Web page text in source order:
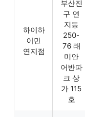
하이하
이민
연지점
부산진
구 연
지동
250-
76 래
미안
어반파
크 상
가 115
호